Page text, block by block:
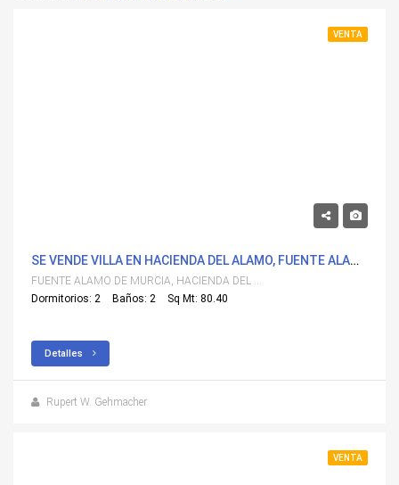
VENTA
SE VENDE VILLA EN HACIENDA DEL ALAMO, FUENTE ALAMO DE MURCIA CON PISCINA
FUENTE ALAMO DE MURCIA, HACIENDA DEL ALAMO
Dormitorios: 2
Baños: 2 Sq Mt: 80.40
Detalles
Rupert W. Gehmacher
VENTA